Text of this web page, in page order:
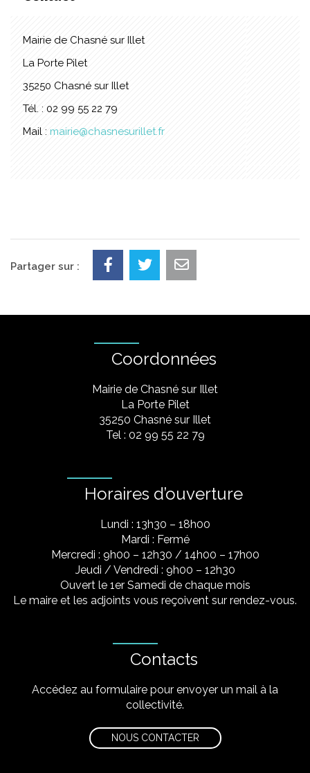
Mairie de Chasné sur Illet
La Porte Pilet
35250 Chasné sur Illet
Tél. : 02 99 55 22 79
Mail : mairie@chasnesurillet.fr
Partager sur :
Coordonnées
Mairie de Chasné sur Illet
La Porte Pilet
35250 Chasné sur Illet
Tel : 02 99 55 22 79
Horaires d’ouverture
Lundi : 13h30 – 18h00
Mardi : Fermé
Mercredi : 9h00 – 12h30 / 14h00 – 17h00
Jeudi / Vendredi : 9h00 – 12h30
Ouvert le 1er Samedi de chaque mois
Le maire et les adjoints vous reçoivent sur rendez-vous.
Contacts
Accédez au formulaire pour envoyer un mail à la
collectivité.
NOUS CONTACTER